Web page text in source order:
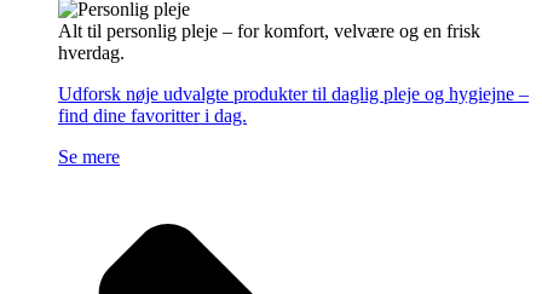
Alt til personlig pleje – for komfort, velvære og en frisk
hverdag.
Udforsk nøje udvalgte produkter til daglig pleje og hygiejne –
find dine favoritter i dag.
Se mere